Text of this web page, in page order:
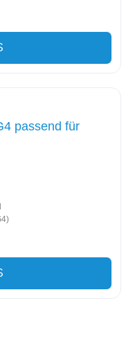
von 5 Sternen
passend für